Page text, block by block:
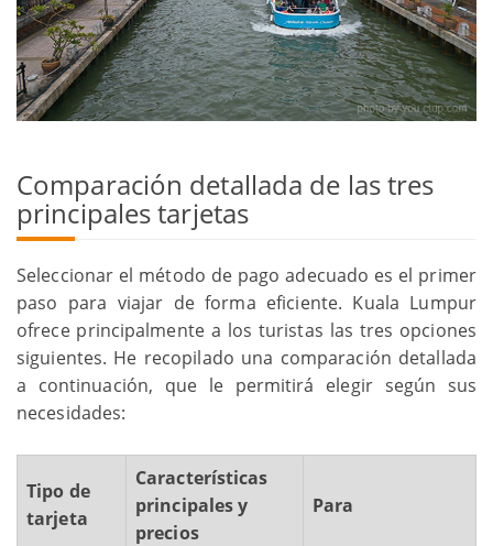
Comparación detallada de las tres
principales tarjetas
Seleccionar el método de pago adecuado es el primer
paso para viajar de forma eficiente. Kuala Lumpur
ofrece principalmente a los turistas las tres opciones
siguientes. He recopilado una comparación detallada
a continuación, que le permitirá elegir según sus
necesidades:
Tipo de
tarjeta
Características
principales y
precios
Para